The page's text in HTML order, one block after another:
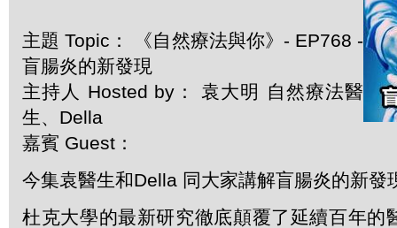
主題 Topic： 《自然療法與你》- EP768 -
盲腸炎的新發現
主持人 Hosted by： 袁大明 自然療法醫
生、Della
嘉賓 Guest：
今集袁醫生和Della 同大家講解盲腸炎的新發
杜克大學的最新研究徹底顛覆了延續百年的